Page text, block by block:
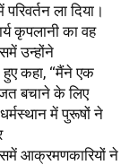
ला दिया।
कृपलानी का वह
उन्होंने
कहा, ‘‘मैंने एक
बचाने के लिए
में पुरूषों ने
आक्रमणकारियों ने